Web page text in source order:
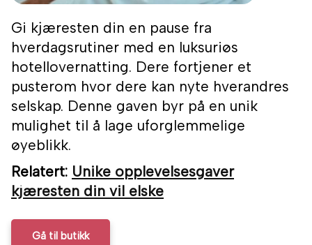
Gi kjæresten din en pause fra
hverdagsrutiner med en luksuriøs
hotellovernatting. Dere fortjener et
pusterom hvor dere kan nyte hverandres
selskap. Denne gaven byr på en unik
mulighet til å lage uforglemmelige
øyeblikk.
Relatert: Unike opplevelsesgaver
kjæresten din vil elske
Gå til butikk